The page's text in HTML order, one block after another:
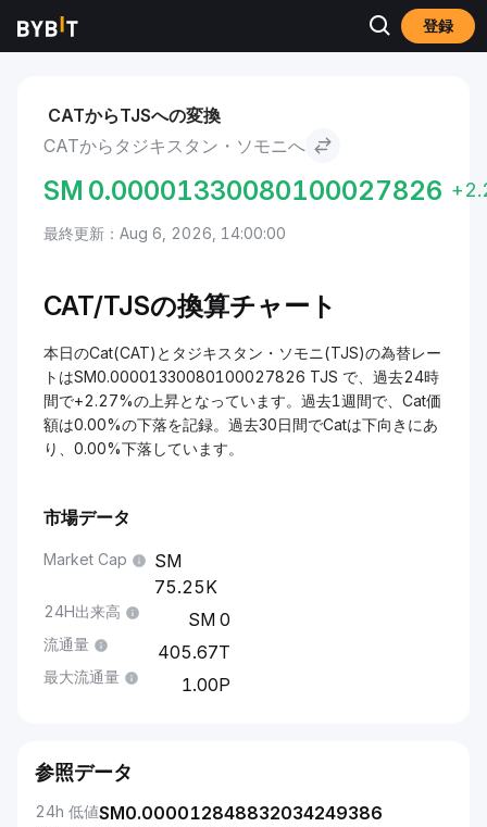
登録
市場 Cat 価格 CAT Cat to タジキスタン・ソモニ
CATからTJSへの変換
CATからタジキスタン・ソモニへ
SM 0.00001330080100027826
最終更新：Aug 6, 2026, 14:00:00
CAT/TJSの換算チャート
本日のCat(CAT)とタジキスタン・ソモニ(TJS)の為替レー
トはSM0.00001330080100027826 TJS で、過去24時
間で+2.27%の上昇となっています。過去1週間で、Cat価
額は0.00%の下落を記録。過去30日間でCatは下向きにあ
り、0.00%下落しています。
市場データ
Market Cap
75.25K
24H出来高 0
流通量 405.67T
最大流通量 1.00P
参照データ
24h 低値SM0.000012848832034249386